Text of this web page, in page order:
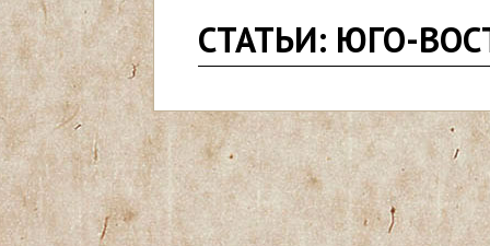
ы
з
д
СТАТЬИ: ЮГО-